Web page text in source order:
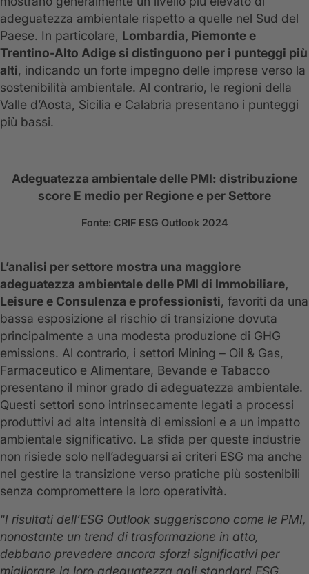
adeguatezza ambientale rispetto a quelle nel Sud del
Paese. In particolare, Lombardia, Piemonte e
Trentino-Alto Adige si distinguono per i punteggi più
alti, indicando un forte impegno delle imprese verso la
sostenibilità ambientale. Al contrario, le regioni della
Valle d’Aosta, Sicilia e Calabria presentano i punteggi
più bassi.
Adeguatezza ambientale delle PMI: distribuzione
score E medio per Regione e per Settore
Fonte: CRIF ESG Outlook 2024
L’analisi per settore mostra una maggiore
adeguatezza ambientale delle PMI di Immobiliare,
Leisure e Consulenza e professionisti, favoriti da una
bassa esposizione al rischio di transizione dovuta
principalmente a una modesta produzione di GHG
emissions. Al contrario, i settori Mining – Oil & Gas,
Farmaceutico e Alimentare, Bevande e Tabacco
presentano il minor grado di adeguatezza ambientale.
Questi settori sono intrinsecamente legati a processi
produttivi ad alta intensità di emissioni e a un impatto
ambientale significativo. La sfida per queste industrie
non risiede solo nell’adeguarsi ai criteri ESG ma anche
nel gestire la transizione verso pratiche più sostenibili
senza compromettere la loro operatività.
“I risultati dell’ESG Outlook suggeriscono come le PMI,
nonostante un trend di trasformazione in atto,
debbano prevedere ancora sforzi significativi per
migliorare la loro adeguatezza agli standard ESG.